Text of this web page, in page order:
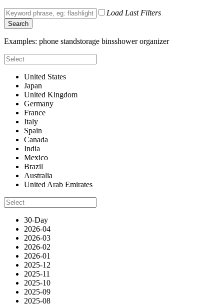
Load Last Filters
Search
Examples: phone standstorage binsshower organizer
United States
Japan
United Kingdom
Germany
France
Italy
Spain
Canada
India
Mexico
Brazil
Australia
United Arab Emirates
30-Day
2026-04
2026-03
2026-02
2026-01
2025-12
2025-11
2025-10
2025-09
2025-08